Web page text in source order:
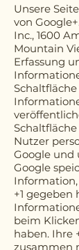
Unsere
von
Inc., 1600
Mountain
Erfassung
Nutzer
Google und
Google
+1 gegeben
beim
haben. Ihre
zusammen